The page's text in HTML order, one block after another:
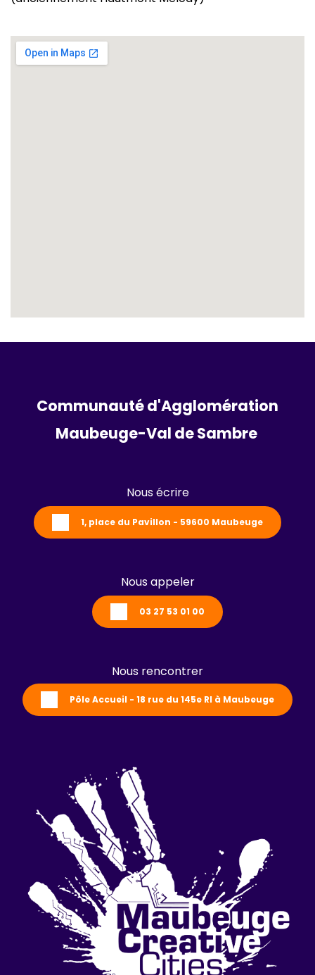
Communauté d'Agglomération
Maubeuge-Val de Sambre
Nous écrire
1, place du Pavillon - 59600 Maubeuge
Nous appeler
03 27 53 01 00
Nous rencontrer
Pôle Accueil - 18 rue du 145e RI à Maubeuge